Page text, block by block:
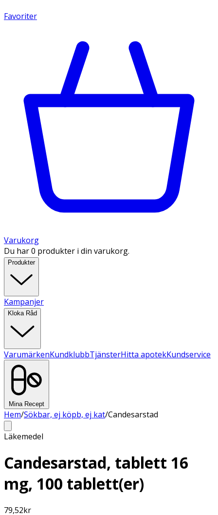
Favoriter
Varukorg
Du har 0 produkter i din varukorg.
Produkter
Kampanjer
Kloka Råd
VarumärkenKundklubbTjänsterHitta apotekKundservice
Mina Recept
Hem/Sökbar, ej köpb, ej kat/Candesarstad
Läkemedel
Candesarstad, tablett 16
mg, 100 tablett(er)
79,52kr